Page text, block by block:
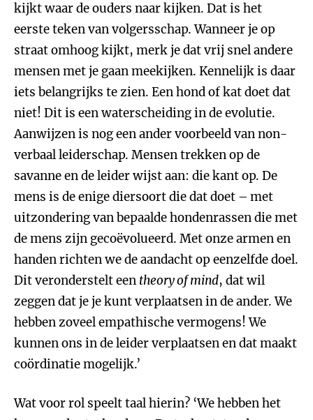
kijkt waar de ouders naar kijken. Dat is het
eerste teken van volgersschap. Wanneer je op
straat omhoog kijkt, merk je dat vrij snel andere
mensen met je gaan meekijken. Kennelijk is daar
iets belangrijks te zien. Een hond of kat doet dat
niet! Dit is een waterscheiding in de evolutie.
Aanwijzen is nog een ander voorbeeld van non-
verbaal leiderschap. Mensen trekken op de
savanne en de leider wijst aan: die kant op. De
mens is de enige diersoort die dat doet – met
uitzondering van bepaalde hondenrassen die met
de mens zijn gecoëvolueerd. Met onze armen en
handen richten we de aandacht op eenzelfde doel.
Dit veronderstelt een theory of mind, dat wil
zeggen dat je je kunt verplaatsen in de ander. We
hebben zoveel empathische vermogens! We
kunnen ons in de leider verplaatsen en dat maakt
coördinatie mogelijk.’
Wat voor rol speelt taal hierin? ‘We hebben het